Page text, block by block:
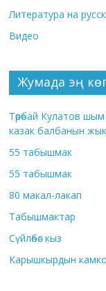
Литература на
Видео
Жумада эң
Төрөбай Кулатов
казак балбанын
55 табышмак
55 табышмак
80 макал-лакап
Табышмактар
Сүйлөбөс кыз
Карышкырдын